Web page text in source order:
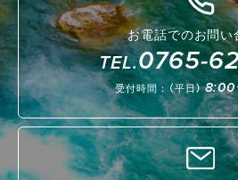
お電話でのお問い
TEL.0765-
受付時間：（平日） 8:00